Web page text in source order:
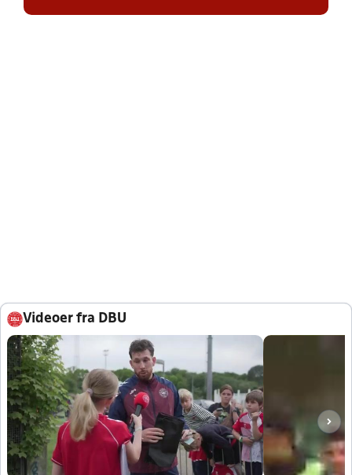
Videoer fra DBU